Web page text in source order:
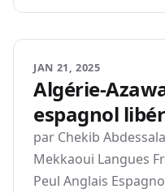
JAN 21, 2025
Algérie-
espagnol
par Chekib
Mekkaoui Langues
Peul Anglais